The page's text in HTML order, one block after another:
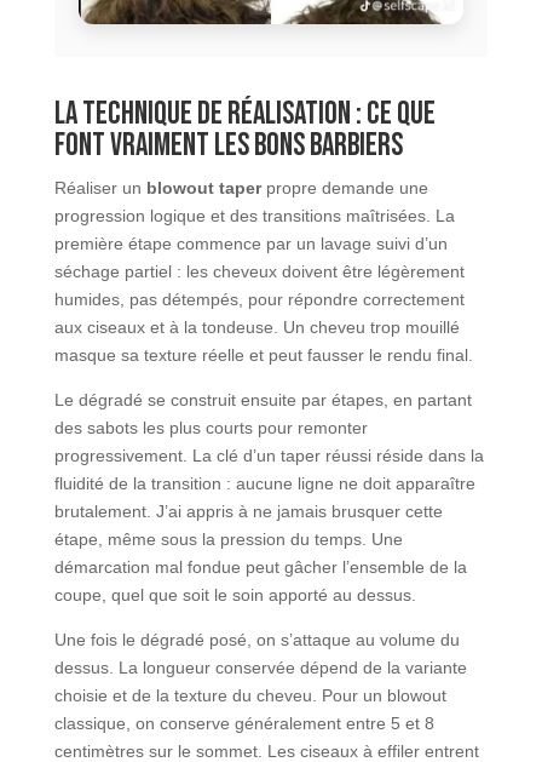
La technique de réalisation : ce que
font vraiment les bons barbiers
Réaliser un blowout taperpropre demande une
progression logique et des transitions maîtrisées. La
première étape commence par un lavage suivi d’un
séchage partiel : les cheveux doivent être légèrement
humides, pas détempés, pour répondre correctement
aux ciseaux et à la tondeuse. Un cheveu trop mouillé
masque sa texture réelle et peut fausser le rendu final.
Le dégradé se construit ensuite par étapes, en partant
des sabots les plus courts pour remonter
progressivement. La clé d’un taper réussi réside dans la
fluidité de la transition : aucune ligne ne doit apparaître
brutalement. J’ai appris à ne jamais brusquer cette
étape, même sous la pression du temps. Une
démarcation mal fondue peut gâcher l’ensemble de la
coupe, quel que soit le soin apporté au dessus.
Une fois le dégradé posé, on s’attaque au volume du
dessus. La longueur conservée dépend de la variante
choisie et de la texture du cheveu. Pour un blowout
classique, on conserve généralement entre 5 et 8
centimètres sur le sommet. Les ciseaux à effiler entrent